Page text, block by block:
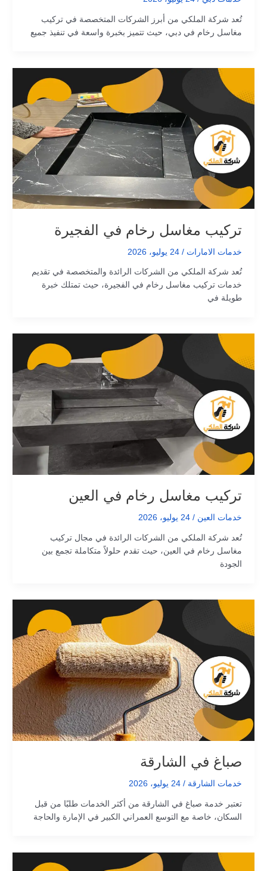
تُعد شركة الملكي من أبرز الشركات المتخصصة في تركيب
مغاسل رخام في دبي، حيث تتميز بخبرة واسعة في تنفيذ جميع
تركيب مغاسل رخام في الفجيرة
خدمات الامارات / 24 يوليو، 2026
تُعد شركة الملكي من الشركات الرائدة والمتخصصة في تقديم
خدمات تركيب مغاسل رخام في الفجيرة، حيث تمتلك خبرة
طويلة في
تركيب مغاسل رخام في العين
خدمات العين / 24 يوليو، 2026
تُعد شركة الملكي من الشركات الرائدة في مجال تركيب
مغاسل رخام في العين، حيث تقدم حلولاً متكاملة تجمع بين
الجودة
صباغ في الشارقة
خدمات الشارقة / 24 يوليو، 2026
تعتبر خدمة صباغ في الشارقة من أكثر الخدمات طلبًا من قبل
السكان، خاصة مع التوسع العمراني الكبير في الإمارة والحاجة